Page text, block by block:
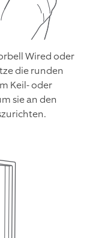
Wired oder
die runden
Keil- oder
sie an den